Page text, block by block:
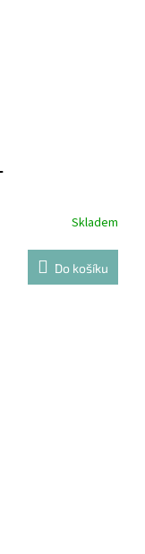
Skladem
Do košíku